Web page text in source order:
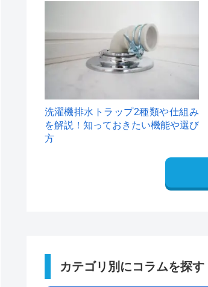
洗濯機排水トラップ2種類や仕組み
を解説！知っておきたい機能や選び
方
カテゴリ別にコラムを探す